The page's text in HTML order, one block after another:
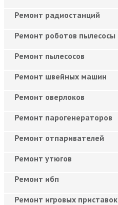
Ремонт радиостанций
Ремонт роботов пылесосы
Ремонт пылесосов
Ремонт швейных машин
Ремонт оверлоков
Ремонт парогенераторов
Ремонт отпаривателей
Ремонт утюгов
Ремонт ибп
Ремонт игровых приставок